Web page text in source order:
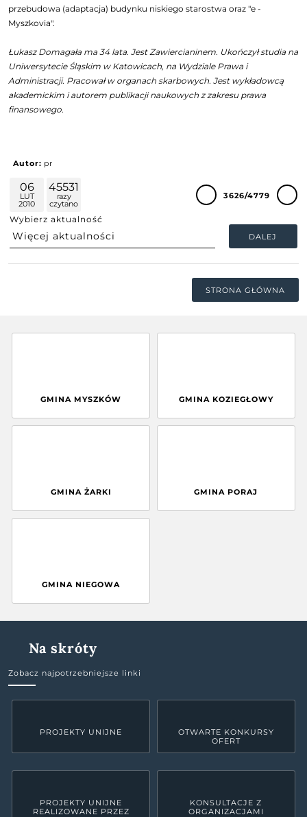
przebudowa (adaptacja) budynku niskiego starostwa oraz "e -
Myszkovia".
Łukasz Domagała ma 34 lata. Jest Zawiercianinem. Ukończył studia na
Uniwersytecie Śląskim w Katowicach, na Wydziale Prawa i
Administracji. Pracował w organach skarbowych. Jest wykładowcą
akademickim i autorem publikacji naukowych z zakresu prawa
finansowego.
Autor: pr
06
LUT
2010
45531
razy
czytano
Wybierz aktualność
DALEJ
3626/4779
STRONA GŁÓWNA
GMINA MYSZKÓW GMINA KOZIEGŁOWY
GMINA ŻARKI GMINA PORAJ
GMINA NIEGOWA
Na skróty
Zobacz najpotrzebniejsze linki
PROJEKTY UNIJNE
OTWARTE KONKURSY
OFERT
PROJEKTY UNIJNE
REALIZOWANE PRZEZ
KONSULTACJE Z
ORGANIZACJAMI